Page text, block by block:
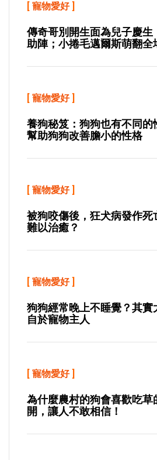
[ 寵物愛好]
傳奇哥別開生面為兒子慶生
助陣；小捲毛邁爾斯萌翻全
[ 寵物愛好]
養狗秘笈：狗狗也有不同的
幫助狗狗改善膽小的性格
[ 寵物愛好]
被狗咬傷後，狂犬病發作死
難以治癒？
[ 寵物愛好]
狗狗經常晚上不睡覺？其實
自於寵物主人
[ 寵物愛好]
為什麼農村的狗會喜歡吃草
開，讓人不敢相信！